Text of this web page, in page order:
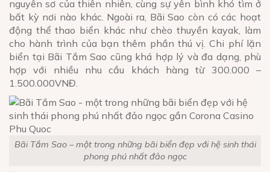
nguyên sơ của thiên nhiên, cùng sự yên bình khó tìm ở
bất kỳ nơi nào khác. Ngoài ra, Bãi Sao còn có các hoạt
động thể thao biển khác như chèo thuyền kayak, làm
cho hành trình của bạn thêm phần thú vị. Chi phí lặn
biển tại Bãi Tắm Sao cũng khá hợp lý và đa dạng, phù
hợp với nhiều nhu cầu khách hàng từ 300.000 –
1.500.000VNĐ.
Bãi Tắm Sao – một trong những bãi biển đẹp với hệ sinh thái
phong phú nhất đảo ngọc